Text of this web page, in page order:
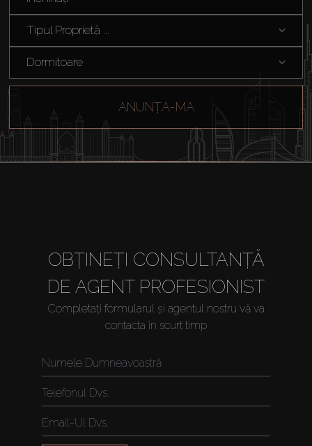
Off-Plan
Agenți
Tipul Proprietă ...
Dormitoare
ANUNȚA-MA
OBȚINEȚI CONSULTANȚĂ
DE AGENT PROFESIONIST
Completați formularul și agentul nostru vă va
contacta în scurt timp